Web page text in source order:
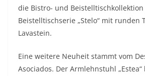
die Bistro- und Beistelltischkollektion
Beistelltischserie „Stelo“ mit runden
Lavastein.
Eine weitere Neuheit stammt vom
Asociados. Der Armlehnstuhl